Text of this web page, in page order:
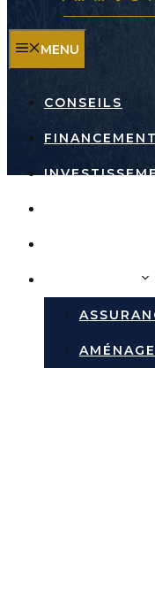
MENU
CONSEILS
IMMOBILIER